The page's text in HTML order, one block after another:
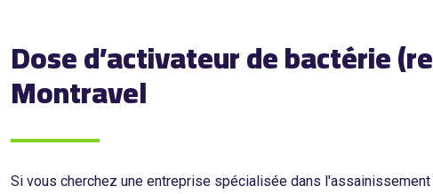
Dose d’activateur de bactérie
Montravel
Si vous cherchez une entreprise spécialisée dans